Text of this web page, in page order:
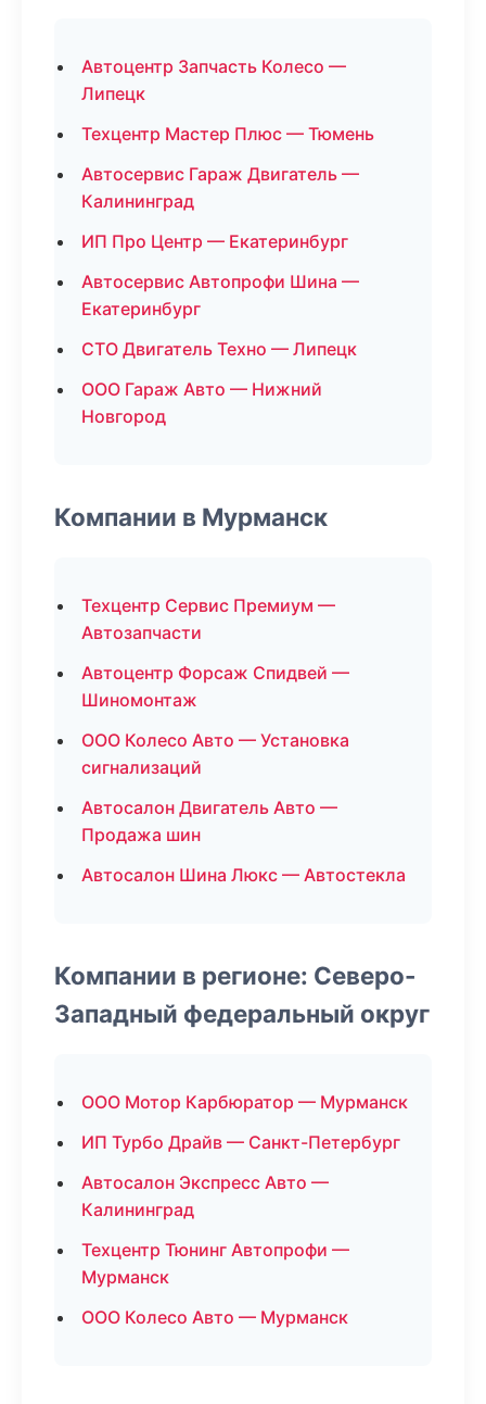
Автоцентр Запчасть Колесо —
Липецк
Техцентр Мастер Плюс — Тюмень
Автосервис Гараж Двигатель —
Калининград
ИП Про Центр — Екатеринбург
Автосервис Автопрофи Шина —
Екатеринбург
СТО Двигатель Техно — Липецк
ООО Гараж Авто — Нижний
Новгород
Компании в Мурманск
Техцентр Сервис Премиум —
Автозапчасти
Автоцентр Форсаж Спидвей —
Шиномонтаж
ООО Колесо Авто — Установка
сигнализаций
Автосалон Двигатель Авто —
Продажа шин
Автосалон Шина Люкс — Автостекла
Компании в регионе: Северо-
Западный федеральный округ
ООО Мотор Карбюратор — Мурманск
ИП Турбо Драйв — Санкт-Петербург
Автосалон Экспресс Авто —
Калининград
Техцентр Тюнинг Автопрофи —
Мурманск
ООО Колесо Авто — Мурманск